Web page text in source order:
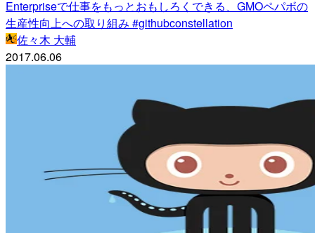
Enterpriseで仕事をもっとおもしろくできる、GMOペパボの
生産性向上への取り組み #githubconstellation
佐々木 大輔
2017.06.06